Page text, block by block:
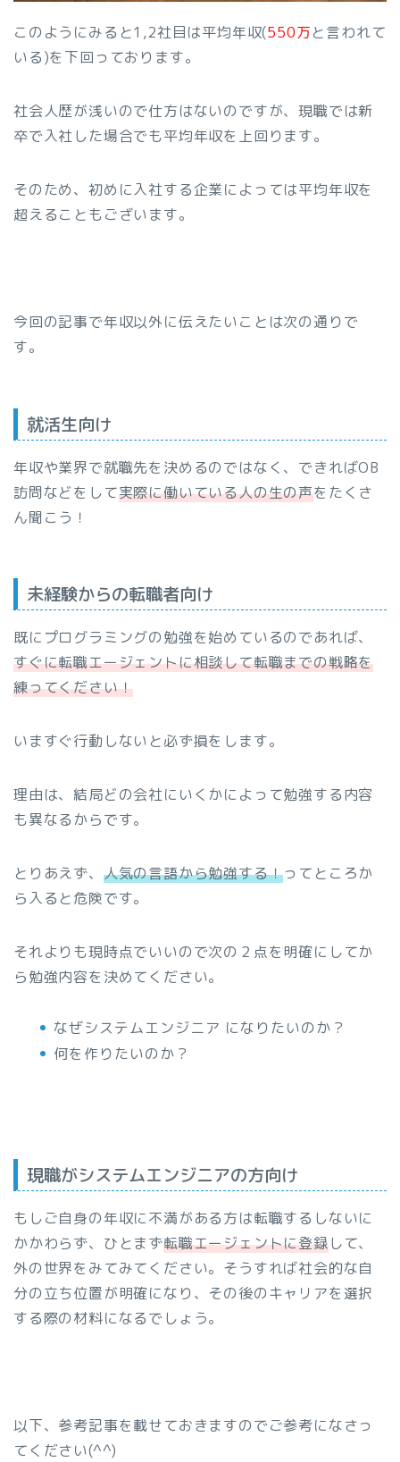
このようにみると1,2社目は平均年収(550万と言われて
いる)を下回っております。
社会人歴が浅いので仕方はないのですが、現職では新
卒で入社した場合でも平均年収を上回ります。
そのため、初めに入社する企業によっては平均年収を
超えることもございます。
今回の記事で年収以外に伝えたいことは次の通りで
す。
就活生向け
年収や業界で就職先を決めるのではなく、できればOB
訪問などをして実際に働いている人の生の声をたくさ
ん聞こう！
未経験からの転職者向け
既にプログラミングの勉強を始めているのであれば、
すぐに転職エージェントに相談して転職までの戦略を
練ってください！
いますぐ行動しないと必ず損をします。
理由は、結局どの会社にいくかによって勉強する内容
も異なるからです。
とりあえず、 人気の言語から勉強する！ってところか
ら入ると危険です。
それよりも現時点でいいので次の２点を明確にしてか
ら勉強内容を決めてください。
なぜシステムエンジニア になりたいのか？
何を作りたいのか？
現職がシステムエンジニアの方向け
もしご自身の年収に不満がある方は転職するしないに
かかわらず、ひとまず転職エージェントに登録して、
外の世界をみてみてください。そうすれば社会的な自
分の立ち位置が明確になり、その後のキャリアを選択
する際の材料になるでしょう。
以下、参考記事を載せておきますのでご参考になさっ
てください(^^)